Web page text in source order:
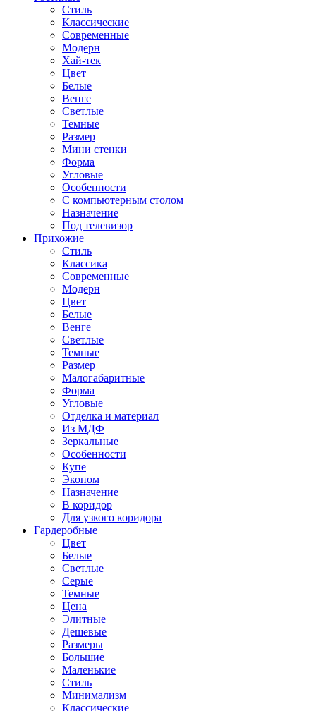
Стиль
Классические
Современные
Модерн
Хай-тек
Цвет
Белые
Венге
Светлые
Темные
Размер
Мини стенки
Форма
Угловые
Особенности
С компьютерным столом
Назначение
Под телевизор
Прихожие
Стиль
Классика
Современные
Модерн
Цвет
Белые
Венге
Светлые
Темные
Размер
Малогабаритные
Форма
Угловые
Отделка и материал
Из МДФ
Зеркальные
Особенности
Купе
Эконом
Назначение
В коридор
Для узкого коридора
Гардеробные
Цвет
Белые
Светлые
Серые
Темные
Цена
Элитные
Дешевые
Размеры
Большие
Маленькие
Стиль
Минимализм
Классические